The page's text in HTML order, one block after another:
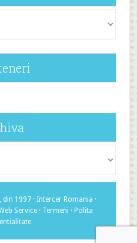
1997 · Intercer Romania ·
Service· Termeni · Polita